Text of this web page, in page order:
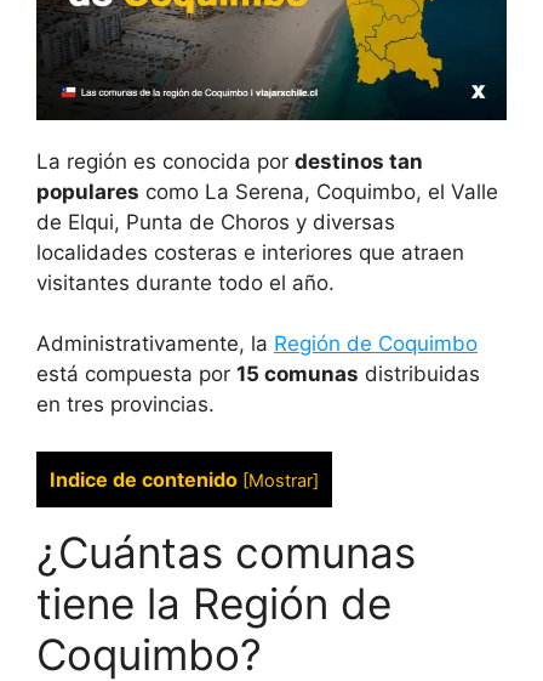
La región es conocida por destinos tan
populares como La Serena, Coquimbo, el Valle
de Elqui, Punta de Choros y diversas
localidades costeras e interiores que atraen
visitantes durante todo el año.
Administrativamente, la Región de Coquimbo
está compuesta por 15 comunas distribuidas
en tres provincias.
Indice de contenido [Mostrar]
¿Cuántas comunas
tiene la Región de
Coquimbo?